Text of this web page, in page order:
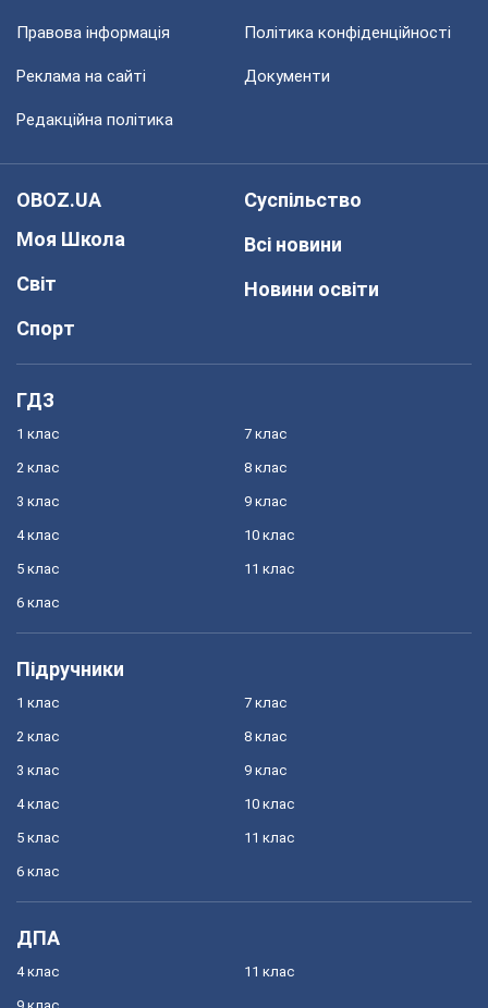
Правова інформація Політика конфіденційності
Реклама на сайті Документи
Редакційна політика
OBOZ.UA
Моя Школа
Світ
Спорт
Суспільство
Всі новини
Новини освіти
ГДЗ
1 клас
2 клас
3 клас
4 клас
5 клас
6 клас
7 клас
8 клас
9 клас
10 клас
11 клас
Підручники
1 клас
2 клас
3 клас
4 клас
5 клас
6 клас
7 клас
8 клас
9 клас
10 клас
11 клас
ДПА
4 клас 11 клас